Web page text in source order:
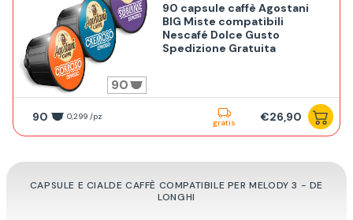
90
90 capsule caffè Agostani
BIG Miste compatibili
Nescafé Dolce Gusto
Spedizione Gratuita
90 0,299 /pz
gratis €26,90
CAPSULE E CIALDE CAFFÈ COMPATIBILE PER MELODY 3 - DE
LONGHI